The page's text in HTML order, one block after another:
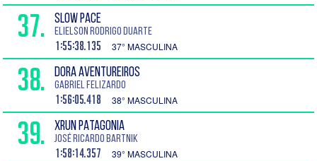
37. SLOW PACE
Elielson Rodrigo Duarte
1:55:38.135 37° MASCULINA
38. DORA AVENTUREIROS
Gabriel Felizardo
1:56:05.418 38° MASCULINA
39. XRUN PATAGONIA
José Ricardo Bartnik
1:58:14.357 39° MASCULINA